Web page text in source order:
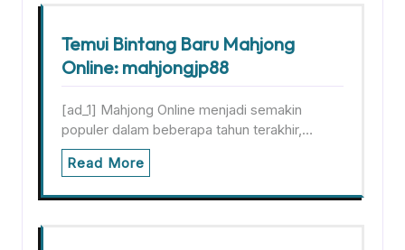
Temui Bintang Baru Mahjong
Online: mahjongjp88
[ad_1] Mahjong Online menjadi semakin
populer dalam beberapa tahun terakhir,…
Read More